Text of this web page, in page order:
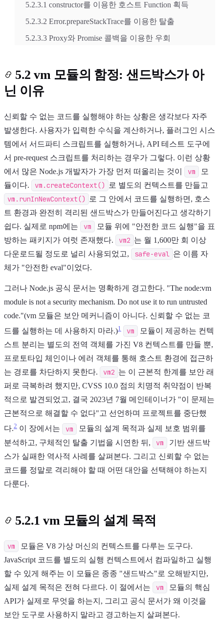
5.2.3.1 constructor를 이용한 호스트 Function 획득
5.2.3.2 Error.prepareStackTrace를 이용한 탈출
5.2.3.3 Proxy와 Promise 콜백을 이용한 우회
5.2 vm 모듈의 함정: 샌드박스가 아
닌 이유
신뢰할 수 없는 코드를 실행해야 하는 상황은 생각보다 자주
발생한다. 사용자가 입력한 수식을 계산하거나, 플러그인 시스
템에서 서드파티 스크립트를 실행하거나, API 테스트 도구에
서 pre-request 스크립트를 처리하는 경우가 그렇다. 이런 상황
에서 많은 Node.js 개발자가 가장 먼저 떠올리는 것이
vm
모
듈이다.
vm.createContext() 로 별도의 컨텍스트를 만들고
vm.runInNewContext()
로 그 안에서 코드를 실행하면, 호스
트 환경과 완전히 격리된 샌드박스가 만들어진다고 생각하기
쉽다. 실제로 npm에는
vm
모듈 위에 "안전한 코드 실행"을 표
방하는 패키지가 여럿 존재했다.
vm2 는 월 1,600만 회 이상
다운로드될 정도로 널리 사용되었고,
safe-eval 은 이름 자
체가 "안전한 eval"이었다.
그러나 Node.js 공식 문서는 명확하게 경고한다. "The node:vm
module is not a security mechanism. Do not use it to run untrusted
code."(vm 모듈은 보안 메커니즘이 아니다. 신뢰할 수 없는 코
드를 실행하는 데 사용하지 마라.)1 vm
모듈이 제공하는 컨텍
스트 분리는 별도의 전역 객체를 가진 V8 컨텍스트를 만들 뿐,
프로토타입 체인이나 에러 객체를 통해 호스트 환경에 접근하
는 경로를 차단하지 못한다.
vm2 는 이 근본적 한계를 보안 래
퍼로 극복하려 했지만, CVSS 10.0 점의 치명적 취약점이 반복
적으로 발견되었고, 결국 2023년 7월 메인테이너가 "이 문제는
근본적으로 해결할 수 없다"고 선언하며 프로젝트를 중단했
다.2 이 장에서는 vm
모듈의 설계 목적과 실제 보호 범위를
분석하고, 구체적인 탈출 기법을 시연한 뒤,
vm
기반 샌드박
스가 실패한 역사적 사례를 살펴본다. 그리고 신뢰할 수 없는
코드를 정말로 격리해야 할 때 어떤 대안을 선택해야 하는지
다룬다.
5.2.1 vm 모듈의 설계 목적
vm
모듈은 V8 가상 머신의 컨텍스트를 다루는 도구다.
JavaScript 코드를 별도의 실행 컨텍스트에서 컴파일하고 실행
할 수 있게 해주는 이 모듈은 종종 "샌드박스"로 오해받지만,
실제 설계 목적은 전혀 다르다. 이 절에서는
vm
모듈의 핵심
API가 실제로 무엇을 하는지, 그리고 공식 문서가 왜 이것을
보안 도구로 사용하지 말라고 경고하는지 살펴본다.